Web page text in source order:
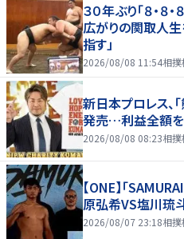
３０年ぶり「８・８
広がりの関取人
指す」
2026/08/08 11:54相撲
新日本プロレス、
発売…利益全額
2026/08/08 08:23相
【ONE】「
原弘希VS塩川琉
2026/08/07 23:18相